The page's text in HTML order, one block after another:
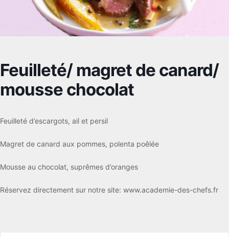
Feuilleté/ magret de canard/
mousse chocolat
Feuilleté d’escargots, ail et persil
Magret de canard aux pommes, polenta poêlée
Mousse au chocolat, suprêmes d’oranges
Réservez directement sur notre site: www.academie-des-chefs.fr